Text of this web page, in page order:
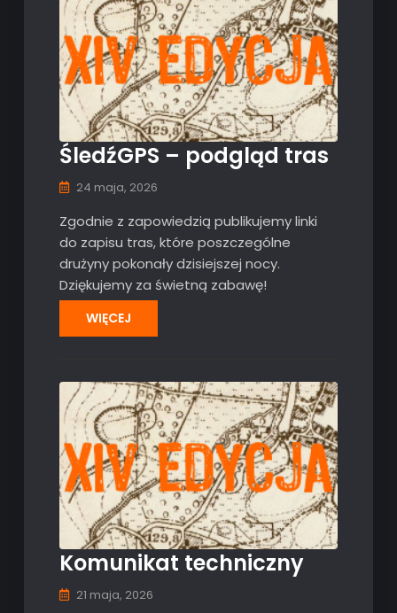
ŚledźGPS – podgląd tras
24 maja, 2026
Zgodnie z zapowiedzią publikujemy linki
do zapisu tras, które poszczególne
drużyny pokonały dzisiejszej nocy.
Dziękujemy za świetną zabawę!
WIĘCEJ
Komunikat techniczny
21 maja, 2026